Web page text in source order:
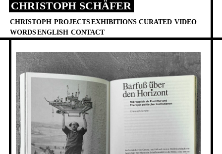
Skip
content
CHRISTOPH SCHÄFER
CHRISTOPH PROJECTSEXHIBITIONS CURATED VIDEO
WORDSENGLISH CONTACT